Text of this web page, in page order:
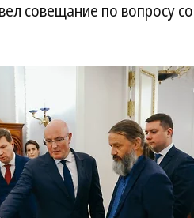
совещание по вопросу